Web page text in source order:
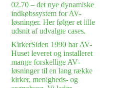
02.70 – det nye dynamiske
indkøbssystem for AV-
løsninger. Her følger et lille
udsnit af udvalgte cases.
KirkerSiden 1990 har AV-
Huset leveret og installeret
mange forskellige AV-
løsninger til en lang række
kirker, menigheds- og